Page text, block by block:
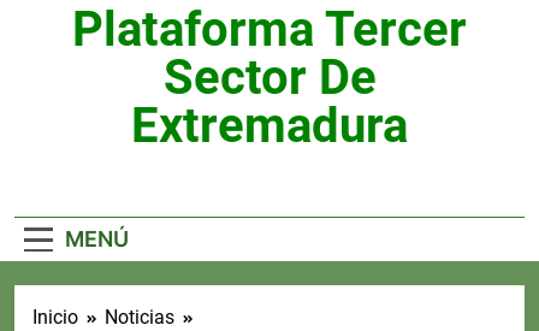
Plataforma Tercer
Sector De
Extremadura
MENÚ
Inicio
Noticias